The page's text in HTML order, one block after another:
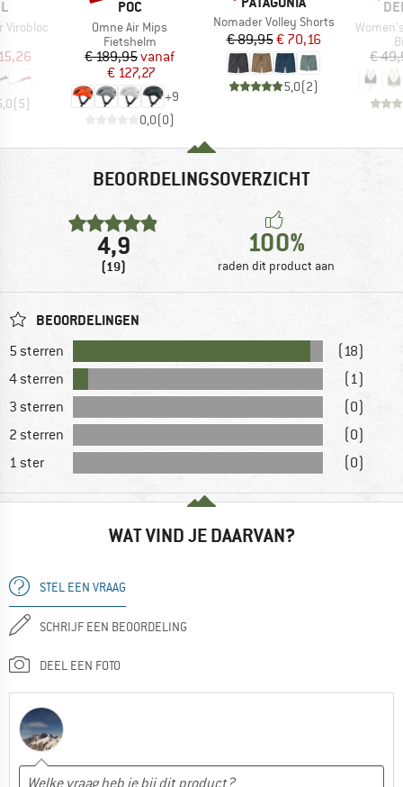
Virobloc
prijs
(5)
MERK
POC
Artikel
Omne Air Mips
Productgroep
Fietshelm
Prijs
€ 189,95Verlaagde prijs
vanaf
€ 127,27
+9
0,0(0)
Artikel
Nomader Volley Shorts
Prijs
€ 89,95Verlaagde prijs
€ 70,16
5,0(2)
Artikel
€
BEOORDELINGSOVERZICHT
4,9
(19)
100%
raden dit product aan
BEOORDELINGEN
5 sterren
(18)
4 sterren
(1)
3 sterren
(0)
2 sterren
(0)
1 ster
(0)
WAT VIND JE DAARVAN?
STEL EEN VRAAG
SCHRIJF EEN BEOORDELING
DEEL EEN FOTO